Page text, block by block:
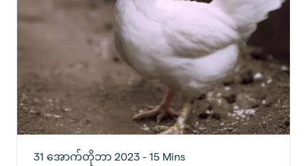
31 အောက်တိုဘာ 2023 - 15 Mins